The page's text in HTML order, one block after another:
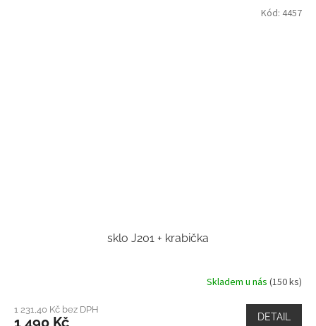
sklo J201 + krabička
Skladem u nás (150 ks)
1 231,40 Kč bez DPH
1 490 Kč DETAIL
Kód: 4457